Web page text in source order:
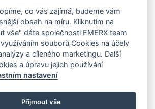
co vás zajímá, budeme vám
obsah na míru. Kliknutím na
vše" dáte společnosti EMERX team
souborů Cookies na účely
a cíleného marketingu. Další
a úpravu jejich používání
nastavení
Přijmout vše